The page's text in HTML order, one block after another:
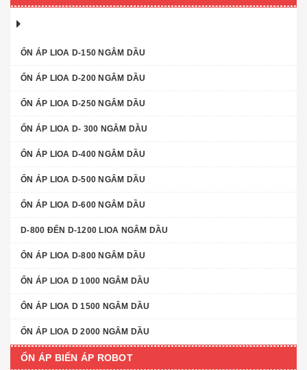
ỔN ÁP LIOA D-150 NGÂM DẦU
ỔN ÁP LIOA D-200 NGÂM DẦU
ỔN ÁP LIOA D-250 NGÂM DẦU
ỔN ÁP LIOA D- 300 NGÂM DẦU
ỔN ÁP LIOA D-400 NGÂM DẦU
ỔN ÁP LIOA D-500 NGÂM DẦU
ỔN ÁP LIOA D-600 NGÂM DẦU
D-800 ĐẾN D-1200 LIOA NGÂM DẦU
ỔN ÁP LIOA D-800 NGÂM DẦU
ỔN ÁP LIOA D 1000 NGÂM DẦU
ỔN ÁP LIOA D 1500 NGÂM DẦU
ỔN ÁP LIOA D 2000 NGÂM DẦU
ỔN ÁP BIẾN ÁP ROBOT